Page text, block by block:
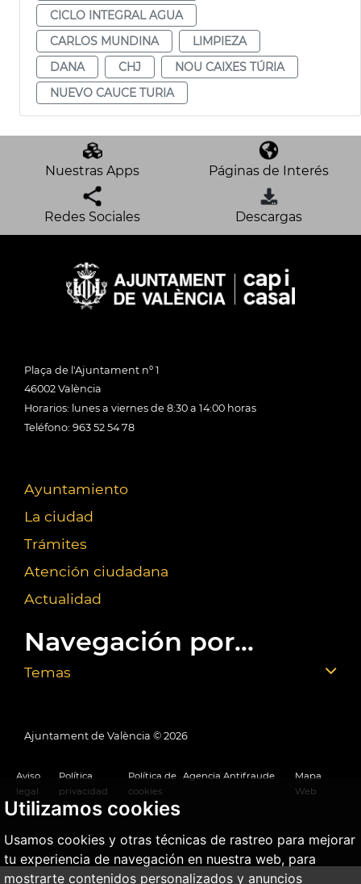
Utilizamos cookies
Usamos cookies y otras técnicas de rastreo para mejorar
tu experiencia de navegación en nuestra web, para
mostrarte contenidos personalizados y anuncios
CICLO INTEGRAL AGUA
CARLOS MUNDINA
LIMPIEZA
DANA
CHJ
NOU CAIXES TÚRIA
NUEVO CAUCE TURIA
Nuestras Apps Páginas de Interés
Redes Sociales Descargas
Plaça de l'Ajuntament nº 1
46002 València
Horarios: lunes a viernes de 8:30 a 14:00 horas
Teléfono: 963 52 54 78
Ayuntamiento
La ciudad
Trámites
Atención ciudadana
Actualidad
Navegación por...
Temas
Ajuntament de València © 2026
Aviso
legal
Política
privacidad
Política de
cookies
Agencia Antifraude
Mapa
Web